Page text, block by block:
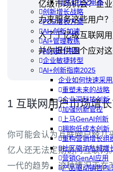
DTC社交电商
创新增长战略
PLG增长方案
AI+创新加速
AI+管理教练
AI+设计冲刺
企业敏捷转型
AI+创新指南2025
企业如何快速采
重塑未来的战略
企业深科技创新
加强创新管控
上马GenAI创新
拥抱低成本创新
重构营销增长组
社区驱动私域增
营销GenAI应用
产品驱动销售
亿级市场机会？企
力来服务这些用户
入了千亿级互联网
并你提供四个应对这
1 互联网用户市场增
你可能会认为互联网已经几
亿人还无法定期访问互联网
一代的趋势，这种情况正在